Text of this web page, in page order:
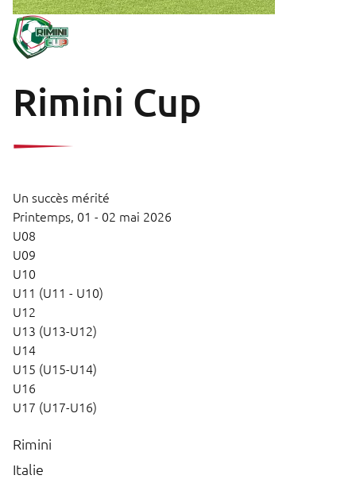
Rimini Cup
Un succès mérité
Printemps, 01 - 02 mai 2026
U08
U09
U10
U11 (U11 - U10)
U12
U13 (U13-U12)
U14
U15 (U15-U14)
U16
U17 (U17-U16)
Rimini
Italie